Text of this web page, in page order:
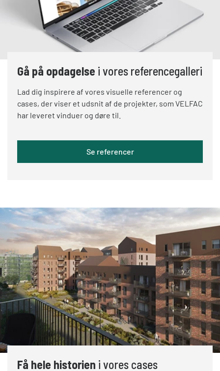
Gå på opdagelse i vores referencegalleri
Lad dig inspirere af vores visuelle referencer og
cases, der viser et udsnit af de projekter, som VELFAC
har leveret vinduer og døre til.
Se referencer
Få hele historien i vores cases